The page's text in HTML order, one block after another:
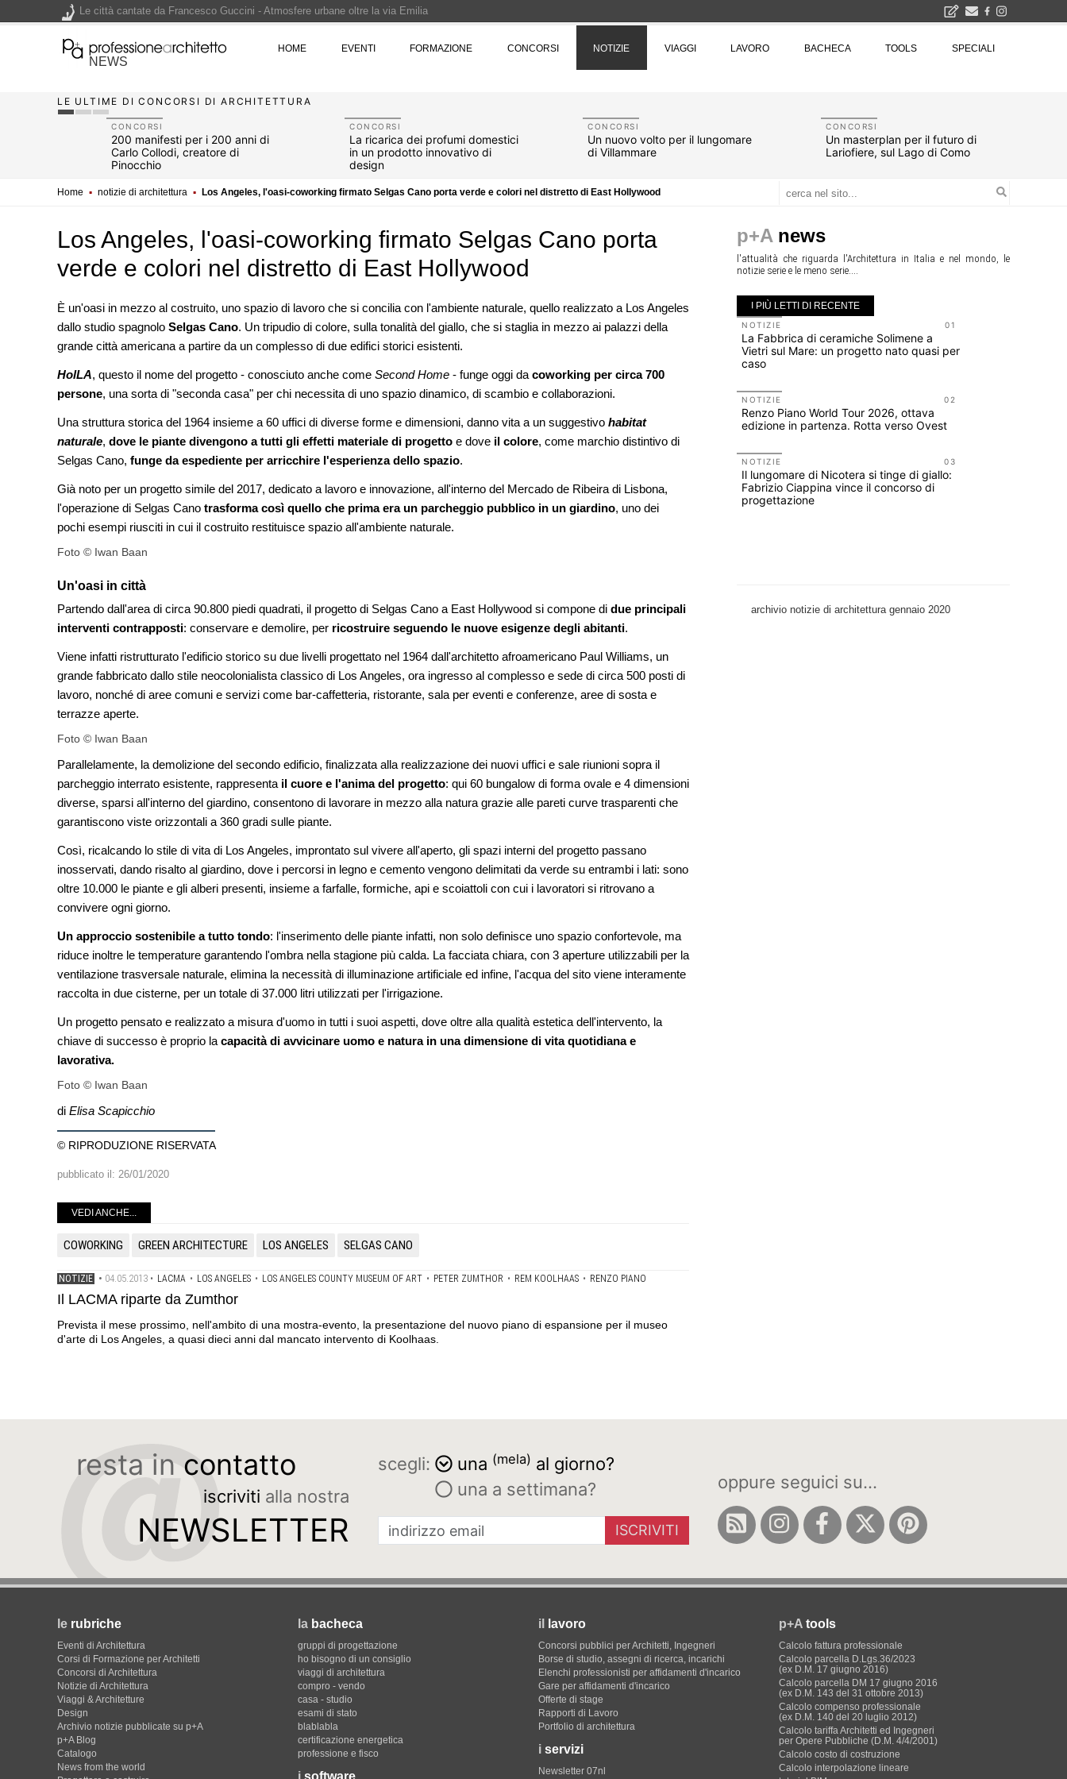
NEWS
HOME EVENTI FORMAZIONE CONCORSI NOTIZIE VIAGGI LAVORO BACHECA TOOLS SPECIALI
LE ULTIME DI CONCORSI DI ARCHITETTURA
CONCORSI
200 manifesti per i 200 anni di
Carlo Collodi, creatore di
Pinocchio
CONCORSI
La ricarica dei profumi domestici
in un prodotto innovativo di
design
CONCORSI
Un nuovo volto per il lungomare
di Villammare
CONCORSI
Un masterplan per il futuro di
Lariofiere, sul Lago di Como
Home ▪ notizie di architettura ▪ Los Angeles, l'oasi-coworking firmato Selgas Cano porta verde e colori nel distretto di East Hollywood
Los Angeles, l'oasi-coworking firmato Selgas Cano porta
verde e colori nel distretto di East Hollywood
È un'oasi in mezzo al costruito, uno spazio di lavoro che si concilia con l'ambiente naturale, quello realizzato a Los Angeles
dallo studio spagnolo Selgas Cano. Un tripudio di colore, sulla tonalità del giallo, che si staglia in mezzo ai palazzi della
grande città americana a partire da un complesso di due edifici storici esistenti.
HolLA, questo il nome del progetto - conosciuto anche come Second Home - funge oggi da coworking per circa 700
persone, una sorta di "seconda casa" per chi necessita di uno spazio dinamico, di scambio e collaborazioni.
Una struttura storica del 1964 insieme a 60 uffici di diverse forme e dimensioni, danno vita a un suggestivo habitat
naturale, dove le piante divengono a tutti gli effetti materiale di progetto e dove il colore, come marchio distintivo di
Selgas Cano, funge da espediente per arricchire l'esperienza dello spazio.
Già noto per un progetto simile del 2017, dedicato a lavoro e innovazione, all'interno del Mercado de Ribeira di Lisbona,
l'operazione di Selgas Cano trasforma così quello che prima era un parcheggio pubblico in un giardino, uno dei
pochi esempi riusciti in cui il costruito restituisce spazio all'ambiente naturale.
Foto © Iwan Baan
Un'oasi in città
Partendo dall'area di circa 90.800 piedi quadrati, il progetto di Selgas Cano a East Hollywood si compone di due principali
interventi contrapposti: conservare e demolire, per ricostruire seguendo le nuove esigenze degli abitanti.
Viene infatti ristrutturato l'edificio storico su due livelli progettato nel 1964 dall'architetto afroamericano Paul Williams, un
grande fabbricato dallo stile neocolonialista classico di Los Angeles, ora ingresso al complesso e sede di circa 500 posti di
lavoro, nonché di aree comuni e servizi come bar-caffetteria, ristorante, sala per eventi e conferenze, aree di sosta e
terrazze aperte.
Foto © Iwan Baan
Parallelamente, la demolizione del secondo edificio, finalizzata alla realizzazione dei nuovi uffici e sale riunioni sopra il
parcheggio interrato esistente, rappresenta il cuore e l'anima del progetto: qui 60 bungalow di forma ovale e 4 dimensioni
diverse, sparsi all'interno del giardino, consentono di lavorare in mezzo alla natura grazie alle pareti curve trasparenti che
garantiscono viste orizzontali a 360 gradi sulle piante.
Così, ricalcando lo stile di vita di Los Angeles, improntato sul vivere all'aperto, gli spazi interni del progetto passano
inosservati, dando risalto al giardino, dove i percorsi in legno e cemento vengono delimitati da verde su entrambi i lati: sono
oltre 10.000 le piante e gli alberi presenti, insieme a farfalle, formiche, api e scoiattoli con cui i lavoratori si ritrovano a
convivere ogni giorno.
Un approccio sostenibile a tutto tondo: l'inserimento delle piante infatti, non solo definisce uno spazio confortevole, ma
riduce inoltre le temperature garantendo l'ombra nella stagione più calda. La facciata chiara, con 3 aperture utilizzabili per la
ventilazione trasversale naturale, elimina la necessità di illuminazione artificiale ed infine, l'acqua del sito viene interamente
raccolta in due cisterne, per un totale di 37.000 litri utilizzati per l'irrigazione.
Un progetto pensato e realizzato a misura d'uomo in tutti i suoi aspetti, dove oltre alla qualità estetica dell'intervento, la
chiave di successo è proprio la capacità di avvicinare uomo e natura in una dimensione di vita quotidiana e
lavorativa.
Foto © Iwan Baan
di Elisa Scapicchio
© RIPRODUZIONE RISERVATA
pubblicato il: 26/01/2020
VEDI ANCHE...
COWORKING GREEN ARCHITECTURE LOS ANGELES SELGAS CANO
NOTIZIE • 04.05.2013 • LACMA • LOS ANGELES • LOS ANGELES COUNTY MUSEUM OF ART • PETER ZUMTHOR • REM KOOLHAAS • RENZO PIANO
Il LACMA riparte da Zumthor
Prevista il mese prossimo, nell'ambito di una mostra-evento, la presentazione del nuovo piano di espansione per il museo
d'arte di Los Angeles, a quasi dieci anni dal mancato intervento di Koolhaas.
p+A news
l'attualità che riguarda l'Architettura in Italia e nel mondo, le
notizie serie e le meno serie....
I PIÙ LETTI DI RECENTE
07
EVENTI
Con Carlo Scarpa lungo l'Italia: tre
appuntamenti tra Palermo, Verona e
08
UP-TO-DATE
novità su abilitazione, competenze,
tirocini ed equo compenso
L'Agenzia del Demanio lancia gare per
accordi quadro da 219 milioni per servizi
di architettura
NOTIZIE
Tashkent modernista è sito Unesco: dieci
Città Osmotiche: la rigenerazione urbana
dell'acqua e resilienza climatica
fondatori di EMBT, Park, CZA e
01
NOTIZIE
La Fabbrica di ceramiche Solimene a
Vietri sul Mare: un progetto nato quasi per
caso
02
NOTIZIE
Renzo Piano World Tour 2026, ottava
edizione in partenza. Rotta verso Ovest
03
NOTIZIE
Il lungomare di Nicotera si tinge di giallo:
Fabrizio Ciappina vince il concorso di
progettazione
archivio notizie di architettura gennaio 2020
resta in contatto
iscriviti alla nostra
NEWSLETTER
scegli: una (mela) al giorno?
una a settimana?
ISCRIVITI
oppure seguici su...
le rubriche
Eventi di Architettura
Corsi di Formazione per Architetti
Concorsi di Architettura
Notizie di Architettura
Viaggi & Architetture
Design
Archivio notizie pubblicate su p+A
p+A Blog
Catalogo
News from the world
la bacheca
gruppi di progettazione
ho bisogno di un consiglio
viaggi di architettura
compro - vendo
casa - studio
esami di stato
blablabla
certificazione energetica
professione e fisco
i software
il lavoro
Concorsi pubblici per Architetti, Ingegneri
Borse di studio, assegni di ricerca, incarichi
Elenchi professionisti per affidamenti d'incarico
Gare per affidamenti d'incarico
Offerte di stage
Rapporti di Lavoro
Portfolio di architettura
i servizi
Newsletter 07nl
p+A tools
Calcolo fattura professionale
Calcolo parcella D.Lgs.36/2023
(ex D.M. 17 giugno 2016)
Calcolo parcella DM 17 giugno 2016
(ex D.M. 143 del 31 ottobre 2013)
Calcolo compenso professionale
(ex D.M. 140 del 20 luglio 2012)
Calcolo tariffa Architetti ed Ingegneri
per Opere Pubbliche (D.M. 4/4/2001)
Calcolo costo di costruzione
Calcolo interpolazione lineare
Le città cantate da Francesco Guccini - Atmosfere urbane oltre la via Emilia
200 manifesti per i 200 anni di Carlo Collodi, creatore di Pinocchio - Call di grafica promossa dal Museo MAGMA per la realizzazione di una mostra